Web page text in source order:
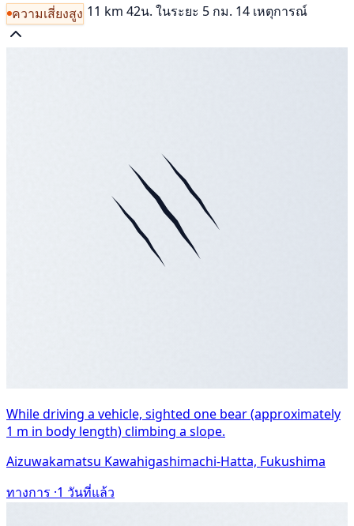
ความเสี่ยงสูง 11 km 42น. ในระยะ 5 กม. 14 เหตุการณ์
While driving a vehicle, sighted one bear (approximately
1 m in body length) climbing a slope.
Aizuwakamatsu Kawahigashimachi-Hatta, Fukushima
ทางการ ·1 วันที่แล้ว